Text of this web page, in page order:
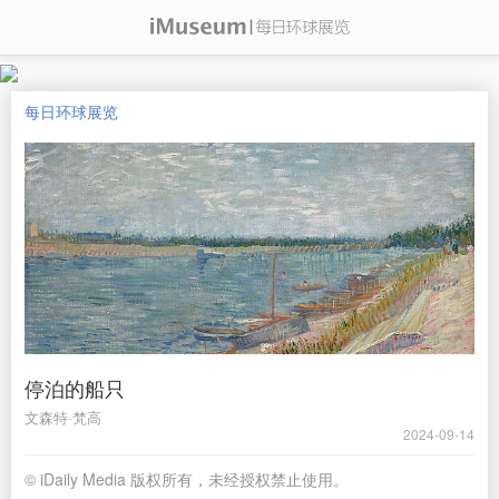
每日环球展览
停泊的船只
文森特·梵高
2024-09-14
© iDaily Media 版权所有，未经授权禁止使用。